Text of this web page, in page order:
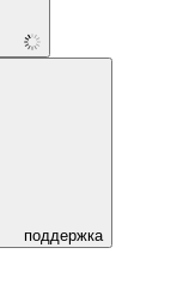
поддержка